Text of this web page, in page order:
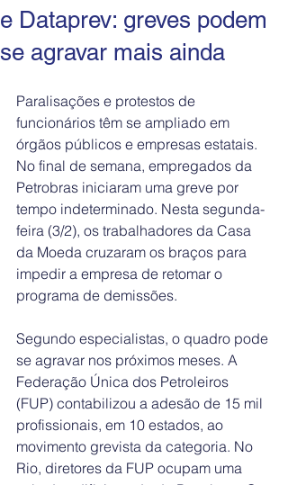
e Dataprev: greves podem
se agravar mais ainda
Paralisações e protestos de
funcionários têm se ampliado em
órgãos públicos e empresas estatais.
No final de semana, empregados da
Petrobras iniciaram uma greve por
tempo indeterminado. Nesta segunda-
feira (3/2), os trabalhadores da Casa
da Moeda cruzaram os braços para
impedir a empresa de retomar o
programa de demissões.
Segundo especialistas, o quadro pode
se agravar nos próximos meses. A
Federação Única dos Petroleiros
(FUP) contabilizou a adesão de 15 mil
profissionais, em 10 estados, ao
movimento grevista da categoria. No
Rio, diretores da FUP ocupam uma